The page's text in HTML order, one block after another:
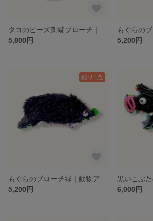
5,800円
5,200円
残り1点
5,200円
6,000円